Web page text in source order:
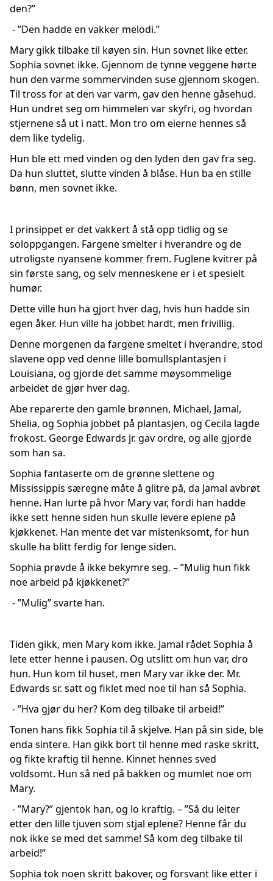
den?”
- ”Den hadde en vakker melodi.”
Mary gikk tilbake til køyen sin. Hun sovnet like etter.
Sophia sovnet ikke. Gjennom de tynne veggene hørte
hun den varme sommervinden suse gjennom skogen.
Til tross for at den var varm, gav den henne gåsehud.
Hun undret seg om himmelen var skyfri, og hvordan
stjernene så ut i natt. Mon tro om eierne hennes så
dem like tydelig.
Hun ble ett med vinden og den lyden den gav fra seg.
Da hun sluttet, slutte vinden å blåse. Hun ba en stille
bønn, men sovnet ikke.
I prinsippet er det vakkert å stå opp tidlig og se
soloppgangen. Fargene smelter i hverandre og de
utroligste nyansene kommer frem. Fuglene kvitrer på
sin første sang, og selv menneskene er i et spesielt
humør.
Dette ville hun ha gjort hver dag, hvis hun hadde sin
egen åker. Hun ville ha jobbet hardt, men frivillig.
Denne morgenen da fargene smeltet i hverandre, stod
slavene opp ved denne lille bomullsplantasjen i
Louisiana, og gjorde det samme møysommelige
arbeidet de gjør hver dag.
Abe reparerte den gamle brønnen, Michael, Jamal,
Shelia, og Sophia jobbet på plantasjen, og Cecila lagde
frokost. George Edwards jr. gav ordre, og alle gjorde
som han sa.
Sophia fantaserte om de grønne slettene og
Mississippis særegne måte å glitre på, da Jamal avbrøt
henne. Han lurte på hvor Mary var, fordi han hadde
ikke sett henne siden hun skulle levere eplene på
kjøkkenet. Han mente det var mistenksomt, for hun
skulle ha blitt ferdig for lenge siden.
Sophia prøvde å ikke bekymre seg. – ”Mulig hun fikk
noe arbeid på kjøkkenet?”
- ”Mulig” svarte han.
Tiden gikk, men Mary kom ikke. Jamal rådet Sophia å
lete etter henne i pausen. Og utslitt om hun var, dro
hun. Hun kom til huset, men Mary var ikke der. Mr.
Edwards sr. satt og fiklet med noe til han så Sophia.
- ”Hva gjør du her? Kom deg tilbake til arbeid!”
Tonen hans fikk Sophia til å skjelve. Han på sin side, ble
enda sintere. Han gikk bort til henne med raske skritt,
og fikte kraftig til henne. Kinnet hennes sved
voldsomt. Hun så ned på bakken og mumlet noe om
Mary.
- ”Mary?” gjentok han, og lo kraftig. – ”Så du leiter
etter den lille tjuven som stjal eplene? Henne får du
nok ikke se med det samme! Så kom deg tilbake til
arbeid!”
Sophia tok noen skritt bakover, og forsvant like etter i